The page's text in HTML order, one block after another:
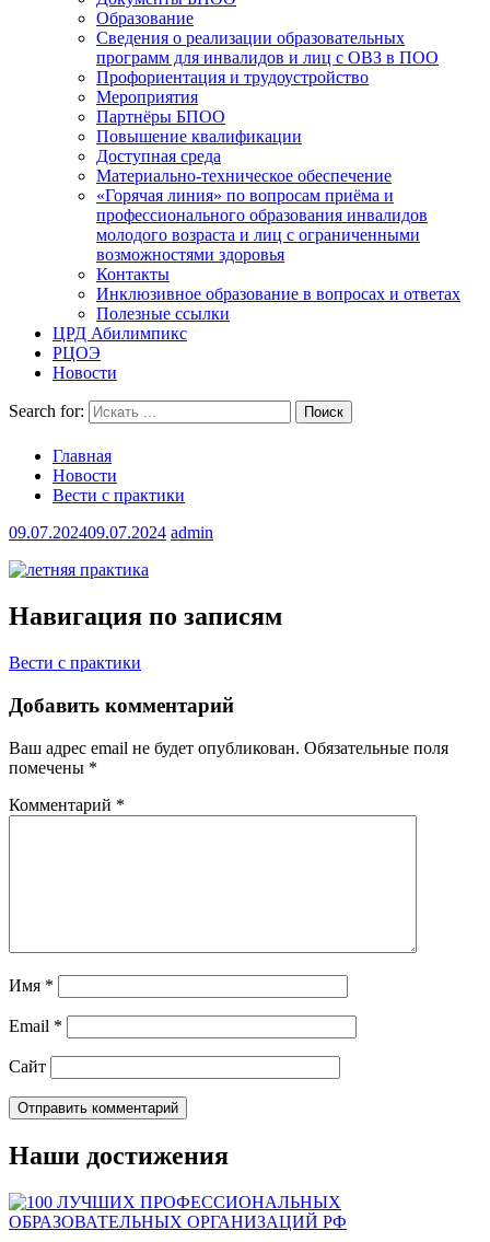
Образование
Сведения о реализации образовательных
программ для инвалидов и лиц с ОВЗ в ПОО
Профориентация и трудоустройство
Мероприятия
Партнёры БПОО
Повышение квалификации
Доступная среда
Материально-техническое обеспечение
«Горячая линия» по вопросам приёма и
профессионального образования инвалидов
молодого возраста и лиц с ограниченными
возможностями здоровья
Контакты
Инклюзивное образование в вопросах и ответах
Полезные ссылки
ЦРД Абилимпикс
РЦОЭ
Новости
Search for:
Главная
Новости
Вести с практики
09.07.202409.07.2024 admin
Навигация по записям
Вести с практики
Добавить комментарий
Ваш адрес email не будет опубликован. Обязательные поля
помечены *
Комментарий *
Имя *
Email *
Сайт
Наши достижения